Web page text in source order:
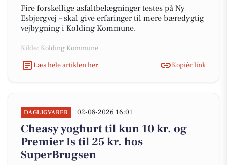
Fire forskellige asfaltbelægninger testes på Ny
Esbjergvej – skal give erfaringer til mere bæredygtig
vejbygning i Kolding Kommune.
Kilde: Kolding Kommune
Læs hele artiklen her
Kopiér link
DAGLIGVARER 02-08-2026 16:01
Cheasy yoghurt til kun 10 kr. og
Premier Is til 25 kr. hos
SuperBrugsen